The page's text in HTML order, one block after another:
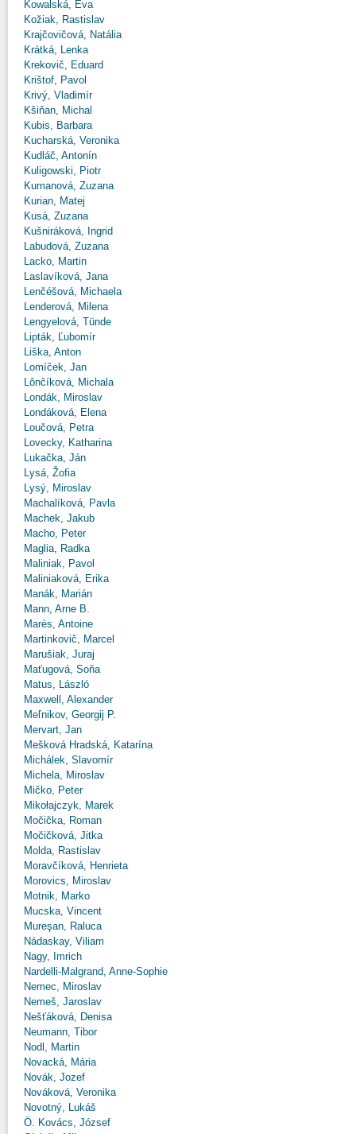
Kowalská, Eva
Kožiak, Rastislav
Krajčovičová, Natália
Krátká, Lenka
Krekovič, Eduard
Krištof, Pavol
Krivý, Vladimír
Kšiňan, Michal
Kubis, Barbara
Kucharská, Veronika
Kudláč, Antonín
Kuligowski, Piotr
Kumanová, Zuzana
Kurian, Matej
Kusá, Zuzana
Kušniráková, Ingrid
Labudová, Zuzana
Lacko, Martin
Laslavíková, Jana
Lenčéšová, Michaela
Lenderová, Milena
Lengyelová, Tünde
Lipták, Ľubomír
Liška, Anton
Lomíček, Jan
Lônčíková, Michala
Londák, Miroslav
Londáková, Elena
Loučová, Petra
Lovecky, Katharina
Lukačka, Ján
Lysá, Žofia
Lysý, Miroslav
Machalíková, Pavla
Machek, Jakub
Macho, Peter
Maglia, Radka
Maliniak, Pavol
Maliniaková, Erika
Manák, Marián
Mann, Arne B.
Marès, Antoine
Martinkovič, Marcel
Marušiak, Juraj
Maťugová, Soňa
Matus, László
Maxwell, Alexander
Meľnikov, Georgij P.
Mervart, Jan
Mešková Hradská, Katarína
Michálek, Slavomír
Michela, Miroslav
Mičko, Peter
Mikołajczyk, Marek
Močička, Roman
Močičková, Jitka
Molda, Rastislav
Moravčíková, Henrieta
Morovics, Miroslav
Motnik, Marko
Mucska, Vincent
Mureşan, Raluca
Nádaskay, Viliam
Nagy, Imrich
Nardelli-Malgrand, Anne-Sophie
Nemec, Miroslav
Nemeš, Jaroslav
Nešťáková, Denisa
Neumann, Tibor
Nodl, Martin
Novacká, Mária
Novák, Jozef
Nováková, Veronika
Novotný, Lukáš
Ö. Kovács, József